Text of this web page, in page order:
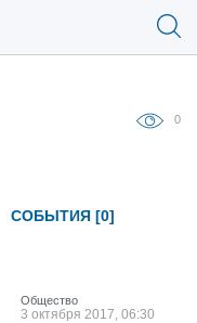
0
СОБЫТИЯ [0]
Общество
3 октября 2017, 06:30